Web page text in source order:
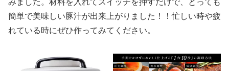
みました。材料を入れてスイッチを押すだけで、とっても
簡単で美味しい豚汁が出来上がりました！！忙しい時や疲
れている時にぜひ作ってみてください。